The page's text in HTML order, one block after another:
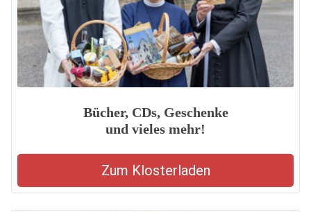
Bücher, CDs, Geschenke
und vieles mehr!
Zum Klosterladen